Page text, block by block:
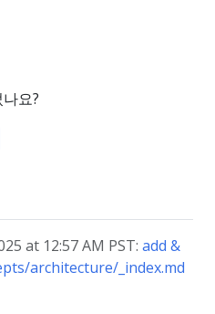
요?
at 12:57 AM PST: add &
architecture/_index.md